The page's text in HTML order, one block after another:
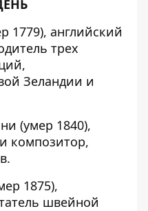
1779), английский
трех
Зеландии и
(умер 1840),
композитор,
1875),
швейной